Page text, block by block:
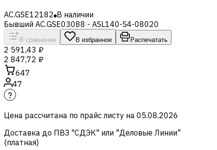
AC.GSE12182 В наличии
Бывший AC.GSE03088 - ASL140-S4-08020
В сравнение В избранное Распечатать
2 591,43 ₽
2 847,72 ₽
647
47
Цена рассчитана по прайс листу на 05.08.2026
Доставка до ПВЗ "СДЭК" или "Деловые Линии"
(платная)